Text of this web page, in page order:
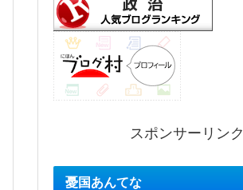
スポンサーリンク
憂国あんてな